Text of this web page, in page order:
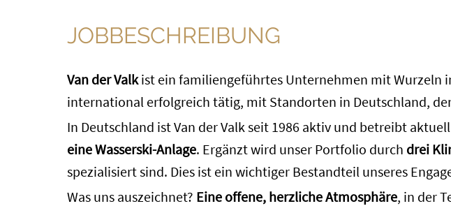
JOBBESCHREIBUNG
Van der Valkist ein familiengeführtes Unternehmen mit Wurzeln
international erfolgreich tätig, mit Standorten in Deutschland,
In Deutschland ist Van der Valk seit 1986 aktiv und betreibt aktuell
eine Wasserski-Anlage. Ergänzt wird unser Portfolio durch drei
spezialisiert sind. Dies ist ein wichtiger Bestandteil unseres
Was uns auszeichnet? Eine offene, herzliche Atmosphäre, in der